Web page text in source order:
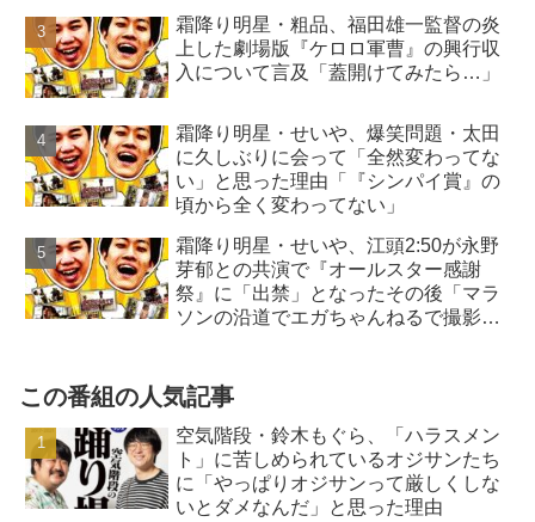
霜降り明星・粗品、福田雄一監督の炎
上した劇場版『ケロロ軍曹』の興行収
入について言及「蓋開けてみたら…」
霜降り明星・せいや、爆笑問題・太田
に久しぶりに会って「全然変わってな
い」と思った理由「『シンパイ賞』の
頃から全く変わってない」
霜降り明星・せいや、江頭2:50が永野
芽郁との共演で『オールスター感謝
祭』に「出禁」となったその後「マラ
ソンの沿道でエガちゃんねるで撮影
この番組の人気記事
空気階段・鈴木もぐら、「ハラスメン
ト」に苦しめられているオジサンたち
に「やっぱりオジサンって厳しくしな
いとダメなんだ」と思った理由